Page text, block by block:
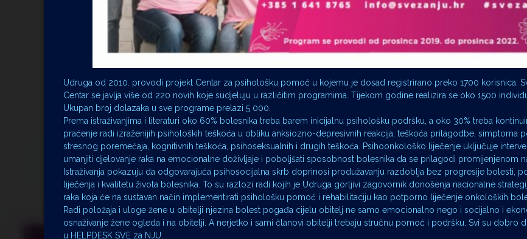
Udruga od 2010. provodi projekt Centar za psihološku pomoć u kojemu je dosad registrirano preko 1700 korisnica.
Centar se javlja više od 220 novih koje sudjeluju u različitim programima. Tijekom godine realizira se oko 1500
Ukupan broj dolazaka u sve programe prelazi 5 000.
Prema istraživanjima i literaturi oko 60% bolesnika treba barem inicijalnu psihološku podršku, a oko 30% treba
praćenje radi izraženijih psiholoških teškoća u obliku anksiozno-depresivnih reakcija, teškoća prilagodbe, simptoma
stresnog poremećaja, kognitivnih teškoća, psihoseksualnih i drugih teškoća. Psihoonkološko liječenje uključuje
umanjiti djelovanje raka na emocionalne doživljaje i poboljšati sposobnost bolesnika da se prilagodi promijenjenom
Istraživanja pokazuju da odgovarajuća psihosocijalna skrb doprinosi produžavanju razdoblja bez progresije bolesti,
liječenja i kvalitetu života bolesnika. To su razlozi radi kojih je Udruga gorljivi zagovornik donošenja nacionalne
raka koja će na sustavan način implementirati psihološku pomoć i rehabilitaciju kao potporno liječenje onkoloških
Radi položaja i uloge žene u obitelji njezina bolest pogađa cijelu obitelj ne samo emocionalno nego i socijalno i
osnaživanje žene ogleda i na obitelji. A nerjetko i sami članovi obitelji trebaju stručnu pomoć i podršku. Svi su dobro
u HELPDESK SVE za NJU.